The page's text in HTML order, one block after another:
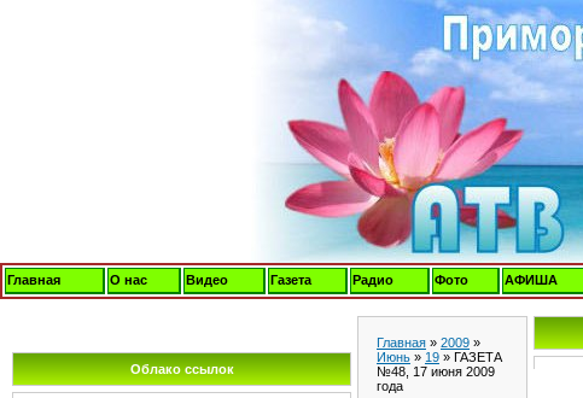
Главная О нас Видео Газета Радио Фото АФИША
Облако ссылок
Главная » 2009 »
Июнь » 19 » ГАЗЕТА
№48, 17 июня 2009
года